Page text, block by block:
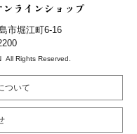
市堀江町6-16
All Rights Reserved.
ついて